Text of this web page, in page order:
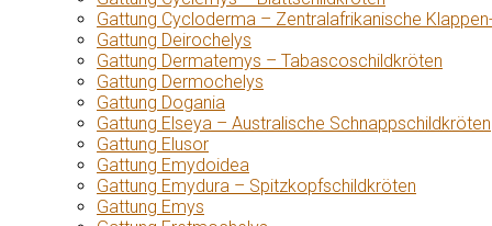
Gattung Cycloderma – Zentralafrikanische
Gattung Deirochelys
Gattung Dermatemys – Tabascoschildkröten
Gattung Dermochelys
Gattung Dogania
Gattung Elseya – Australische Schnappschildkröten
Gattung Elusor
Gattung Emydoidea
Gattung Emydura – Spitzkopfschildkröten
Gattung Emys